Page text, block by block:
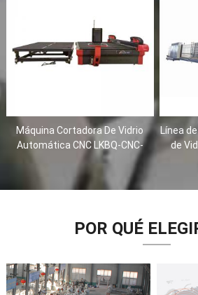
Máquina Cortadora De Vidrio
Automática CNC LKBQ-CNC-
Línea
de
POR QUÉ